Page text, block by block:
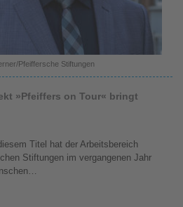
Pfeiffersche Stiftungen
»Pfeiffers on Tour« bringt
Titel hat der Arbeitsbereich
Stiftungen im vergangenen Jahr